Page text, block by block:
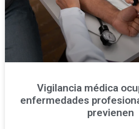
Vigilancia médica
enfermedades
previenen